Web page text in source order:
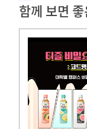
함께 보면